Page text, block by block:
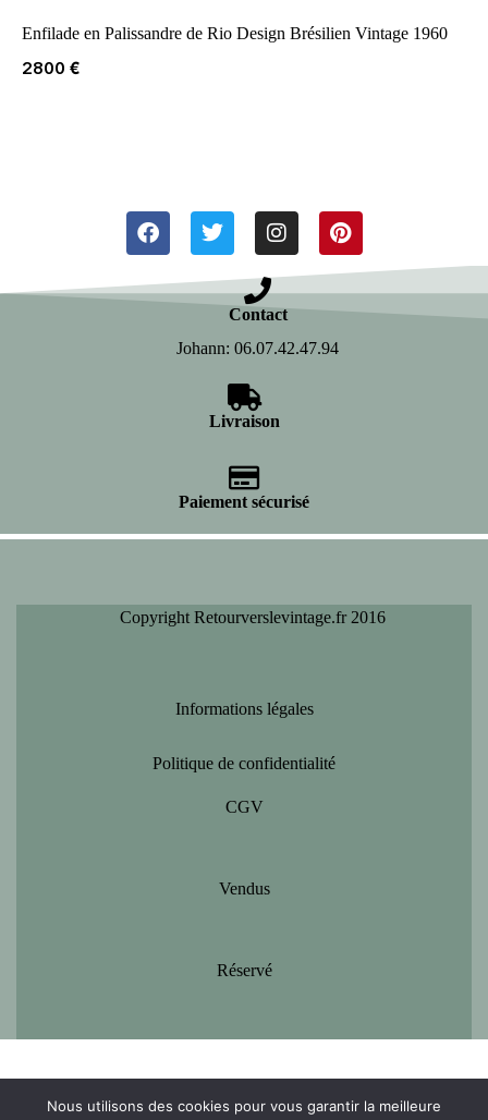
Enfilade en Palissandre de Rio Design Brésilien Vintage 1960
2800 €
Contact
Johann: 06.07.42.47.94
Livraison
Paiement sécurisé
Copyright Retourverslevintage.fr 2016
Informations légales
Politique de confidentialité
CGV
Vendus
Réservé
Nous utilisons des cookies pour vous garantir la meilleure